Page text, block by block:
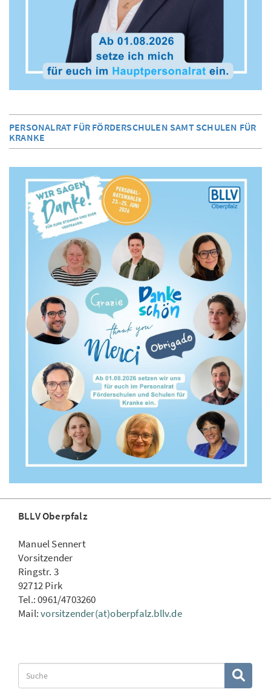
PERSONALRAT FÜR FÖRDERSCHULEN SAMT SCHULEN FÜR
KRANKE
BLLV Oberpfalz
Manuel Sennert
Vorsitzender
Ringstr. 3
92712 Pirk
Tel.: 0961/4703260
Mail:vorsitzender(at)oberpfalz.bllv.de